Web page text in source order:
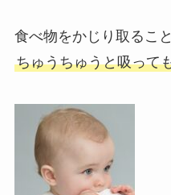
食べ物をかじり取るこ
ちゅうちゅうと吸って